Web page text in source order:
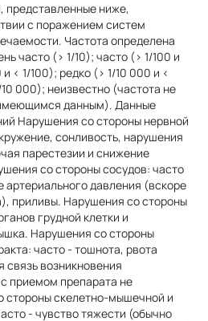
представленные ниже,
с поражением систем
Частота определена
часто (> 1/10); часто (> 1/100 и
< 1/100); редко (> 1/10 000 и <
000); неизвестно (частота не
данным). Данные
Нарушения со стороны нервной
сонливость, нарушения
парестезии и снижение
со стороны сосудов: часто
давления (вскоре
приливы. Нарушения со стороны
грудной клетки и
Нарушения со стороны
часто - тошнота, рвота
связь возникновения
приемом препарата не
стороны скелетно-мышечной и
- чувство тяжести (обычно